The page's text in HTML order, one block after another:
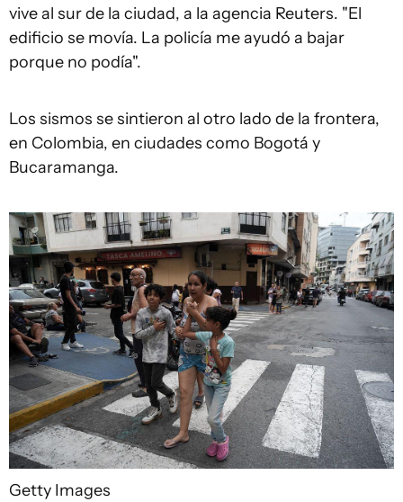
vive al sur de la ciudad, a la agencia Reuters. "El
edificio se movía. La policía me ayudó a bajar
porque no podía".
Los sismos se sintieron al otro lado de la frontera,
en Colombia, en ciudades como Bogotá y
Bucaramanga.
Getty Images